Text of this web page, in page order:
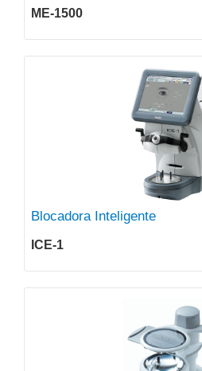
ME-1500
Blocadora Inteligente
ICE-1